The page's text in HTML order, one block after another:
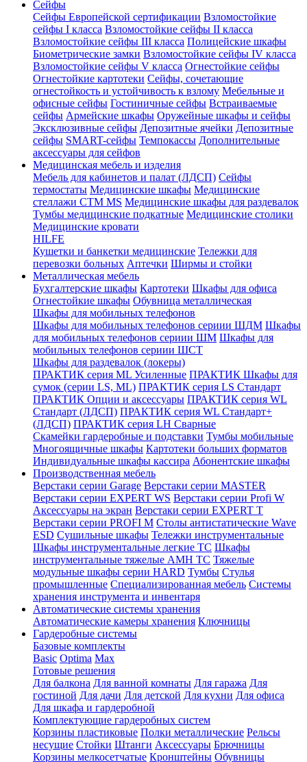
Сейфы
Сейфы Европейской сертификации Взломостойкие
сейфы I класса Взломостойкие сейфы II класса
Взломостойкие сейфы III класса Полицейские шкафы
Биометрические замки Взломостойкие сейфы IV класса
Взломостойкие сейфы V класса Огнестойкие сейфы
Огнестойкие картотеки Сейфы, сочетающие
огнестойкость и устойчивость к взлому Мебельные и
офисные сейфы Гостиничные сейфы Встраиваемые
сейфы Армейские шкафы Оружейные шкафы и сейфы
Эксклюзивные сейфы Депозитные ячейки Депозитные
сейфы SMART-сейфы Темпокассы Дополнительные
аксессуары для сейфов
Медицинская мебель и изделия
Мебель для кабинетов и палат (ЛДСП) Сейфы
термостаты Медицинские шкафы Медицинские
стеллажи CTM MS Медицинские шкафы для раздевалок
Тумбы медицинские подкатные Медицинские столики
Медицинские кровати
HILFE
Кушетки и банкетки медицинские Тележки для
перевозки больных Аптечки Ширмы и стойки
Металлическая мебель
Бухгалтерские шкафы Картотеки Шкафы для офиса
Огнестойкие шкафы Обувница металлическая
Шкафы для мобильных телефонов
Шкафы для мобильных телефонов сериии ШДМ Шкафы
для мобильных телефонов сериии ШМ Шкафы для
мобильных телефонов сериии ШСТ
Шкафы для раздевалок (локеры)
ПРАКТИК серия ML Усиленные ПРАКТИК Шкафы для
сумок (серии LS, ML) ПРАКТИК cерия LS Стандарт
ПРАКТИК Опции и аксессуары ПРАКТИК серия WL
Стандарт (ЛДСП) ПРАКТИК серия WL Стандарт+
(ЛДСП) ПРАКТИК серия LH Сварные
Скамейки гардеробные и подставки Тумбы мобильные
Многоящичные шкафы Картотеки больших форматов
Индивидуальные шкафы кассира Абонентские шкафы
Производственная мебель
Верстаки серии Garage Верстаки серии MASTER
Верстаки серии EXPERT WS Верстаки серии Profi W
Аксессуары на экран Верстаки серии EXPERT T
Верстаки серии PROFI M Столы антистатические Wave
ESD Cушильные шкафы Тележки инструментальные
Шкафы инструментальные легкие ТС Шкафы
инструментальные тяжелые AMH TC Тяжелые
модульные шкафы серии HARD Тумбы Стулья
промышленные Cпециализированная мебель Системы
хранения инструмента и инвентаря
Автоматические системы хранения
Автоматические камеры хранения Ключницы
Гардеробные системы
Базовые комплекты
Basic Optima Max
Готовые решения
Для балкона Для ванной комнаты Для гаража Для
гостиной Для дачи Для детской Для кухни Для офиса
Для шкафа и гардеробной
Комплектующие гардеробных систем
Корзины пластиковые Полки металлические Рельсы
несущие Стойки Штанги Аксессуары Брючницы
Корзины мелкосетчатые Кронштейны Обувницы